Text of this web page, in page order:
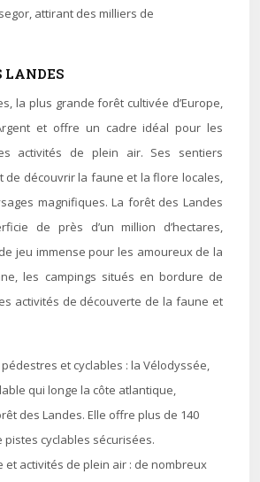
attirant des milliers de
LANDES
la plus grande forêt cultivée d’Europe,
et offre un cadre idéal pour les
activités de plein air. Ses sentiers
de découvrir la faune et la flore locales,
magnifiques. La forêt des Landes
de près d’un million d’hectares,
jeu immense pour les amoureux de la
les campings situés en bordure de
activités de découverte de la faune et
et cyclables : la Vélodyssée,
qui longe la côte atlantique,
des Landes. Elle offre plus de 140
pistes cyclables sécurisées.
et activités de plein air : de nombreux